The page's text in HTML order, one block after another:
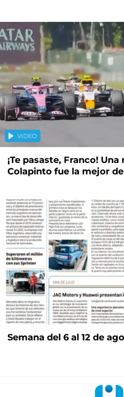
VIDEO
¡Te pasaste, Franco!
Colapinto fue la mejor
Semana del 6 al 12 de